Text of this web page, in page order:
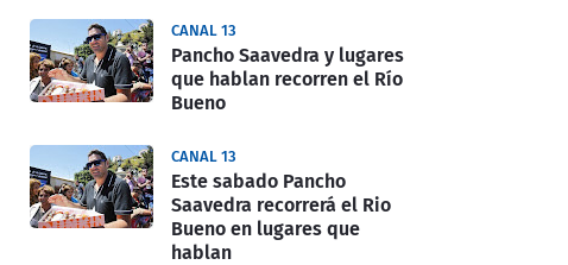
CANAL 13
Pancho Saavedra y lugares
que hablan recorren el Río
Bueno
CANAL 13
Este sabado Pancho
Saavedra recorrerá el Rio
Bueno en lugares que
hablan